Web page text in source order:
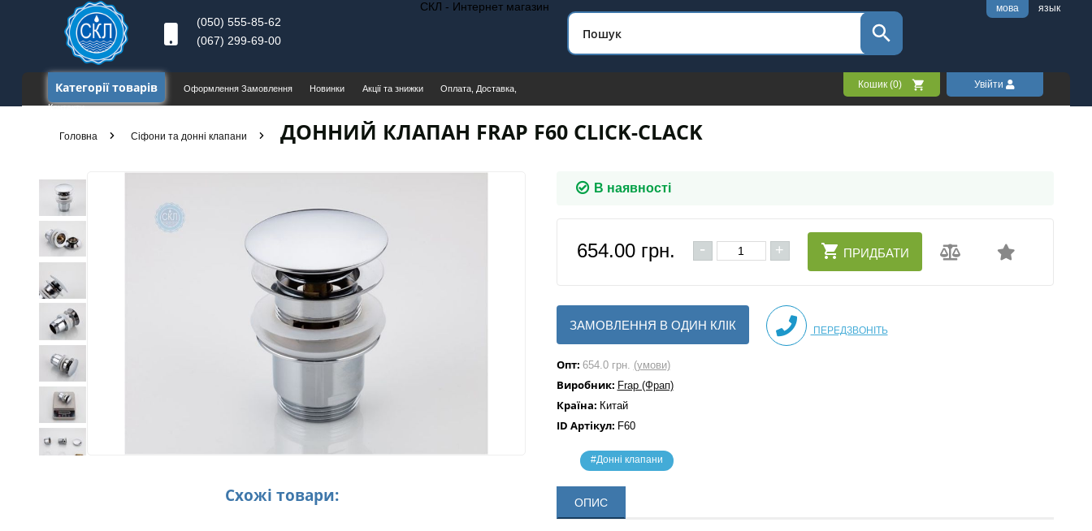
(050) 555-85-62
(067) 299-69-00
СКЛ - Интернет магазин мова язык
Категорії товарів Оформлення Замовлення Новинки Акції та знижки
Оплата, Доставка,
Контакти
Кошик (0) Увійти
Головна Сіфони та донні клапани ДОННИЙ КЛАПАН FRAP F60 CLICK-CLACK
Схожі товари:
В наявності
654.00 грн. - + ПРИДБАТИ
ЗАМОВЛЕННЯ В ОДИН КЛІК ПЕРЕДЗВОНІТЬ
Опт: 654.0 грн. (умови)
Виробник: Frap (Фрап)
Країна: Китай
ID Артікул: F60
#Донні клапани
ОПИС